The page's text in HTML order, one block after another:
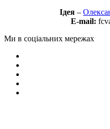
Ідея –
E-mail:
Ми в соціальних мережах